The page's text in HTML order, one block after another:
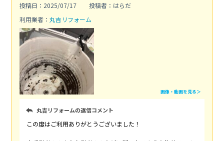
投稿日：2025/07/17
投稿者：はらだ
利用業者： 丸吉リフォーム
画像・動画を見る＞
丸吉リフォームの返信コメント
この度はご利用ありがとうございました！